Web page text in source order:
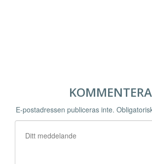
KOMMENTERA
E-postadressen publiceras inte.